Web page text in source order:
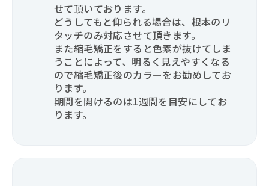
せて頂いております。
どうしてもと仰られる場合は、根本のリ
タッチのみ対応させて頂きます。
また縮毛矯正をすると色素が抜けてしま
うことによって、明るく見えやすくなる
ので縮毛矯正後のカラーをお勧めしてお
ります。
期間を開けるのは1週間を目安にしてお
ります。